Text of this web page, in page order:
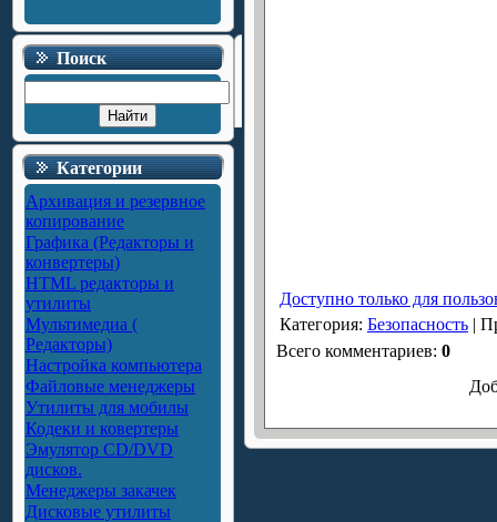
Поиск
Категории
Архивация и резервное
копирование
Графика (Редакторы и
конвертеры)
HTML редакторы и
утилиты
Мультимедиа (
Редакторы)
Настройка компьютера
Файловые менеджеры
Утилиты для мобилы
Кодеки и ковертеры
Эмулятор CD/DVD
дисков.
Менеджеры закачек
Дисковые утилиты
Доступно только для
Категория: Безопасность |
Всего комментариев: 0